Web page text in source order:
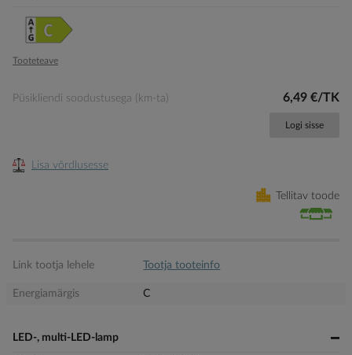
Tooteteave
Püsikliendi soodustusega (km-ta) 6,49 €/TK
Logi sisse
Lisa võrdlusesse
Tellitav toode
Link tootja lehele Tootja tooteinfo
Energiamärgis C
LED-, multi-LED-lamp